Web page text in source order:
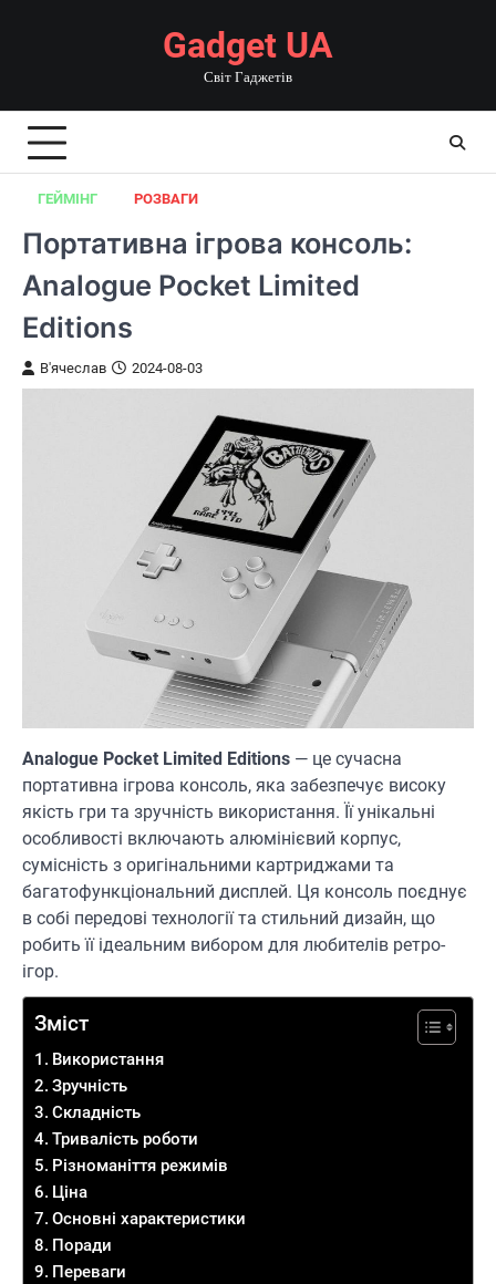
Gadget UA
Світ Гаджетів
ГЕЙМІНГ РОЗВАГИ
Портативна ігрова консоль:
Analogue Pocket Limited
Editions
В'ячеслав 2024-08-03
Analogue Pocket Limited Editions — це сучасна
портативна ігрова консоль, яка забезпечує високу
якість гри та зручність використання. Її унікальні
особливості включають алюмінієвий корпус,
сумісність з оригінальними картриджами та
багатофункціональний дисплей. Ця консоль поєднує
в собі передові технології та стильний дизайн, що
робить її ідеальним вибором для любителів ретро-
ігор.
Зміст
Використання
Зручність
Складність
Тривалість роботи
Різноманіття режимів
Ціна
Основні характеристики
Поради
Переваги